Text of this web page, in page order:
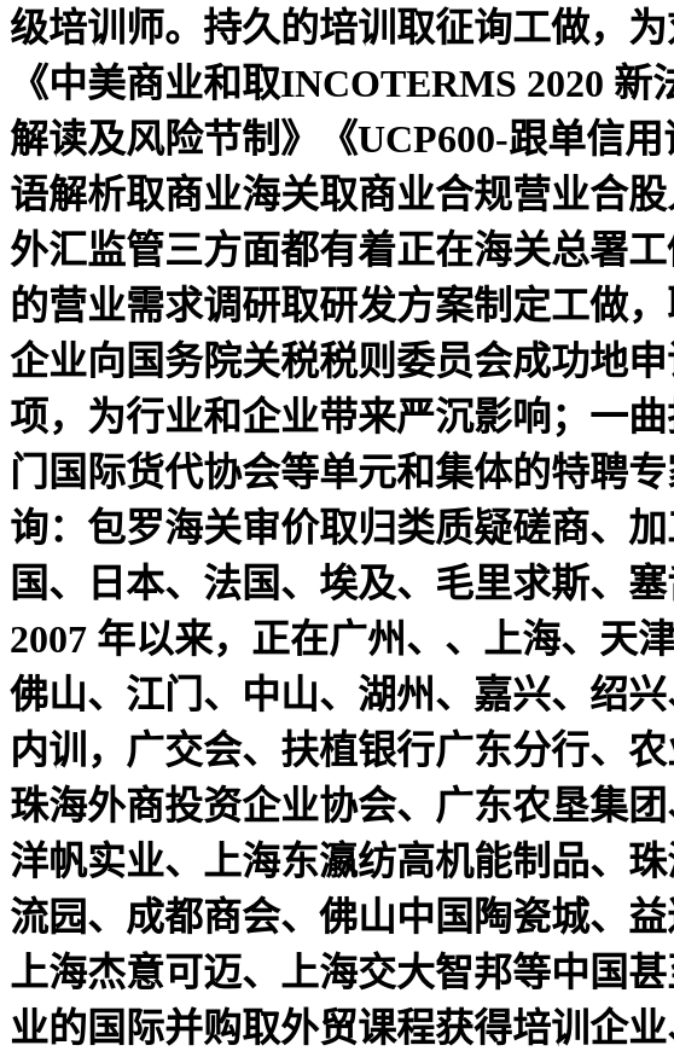
级培训师。持久的培训取征询工做，
《中美商业和取INCOTERMS 2020
解读及风险节制》《UCP600-跟单信
语解析取商业海关取商业合规营业合
外汇监管三方面都有着正在海关总署
的营业需求调研取研发方案制定工做
企业向国务院关税税则委员会成功地
项，为行业和企业带来严沉影响；一
门国际货代协会等单元和集体的特聘
询：包罗海关审价取归类质疑磋商、
国、日本、法国、埃及、毛里求斯、
2007 年以来，正在广州、、上海、天
佛山、江门、中山、湖州、嘉兴、绍
内训，广交会、扶植银行广东分行、
珠海外商投资企业协会、广东农垦集
洋帆实业、上海东瀛纺高机能制品、
流园、成都商会、佛山中国陶瓷城、
上海杰意可迈、上海交大智邦等中国
业的国际并购取外贸课程获得培训企